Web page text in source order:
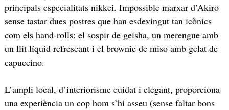
principals especialitats nikkei. Impossible marxar d’Akiro
sense tastar dues postres que han esdevingut tan icònics
com els hand-rolls: el sospir de geisha, un merengue amb
un llit líquid refrescant i el brownie de miso amb gelat de
capuccino.
L’ampli local, d’interiorisme cuidat i elegant, proporciona
una experiència un cop hom s’hi asseu (sense faltar bons